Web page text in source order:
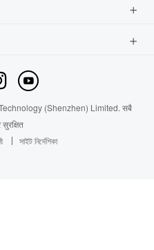
(Shenzhen) Limited. सबै
সাইট নির্দেশিকা